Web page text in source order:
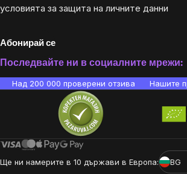
условията за защита на личните данни
Абонирай се
Последвайте ни в социалните мрежи:
Над 200 000 проверени отзива Нашите
Ще ни намерите в 10 държави в Европа:
BG